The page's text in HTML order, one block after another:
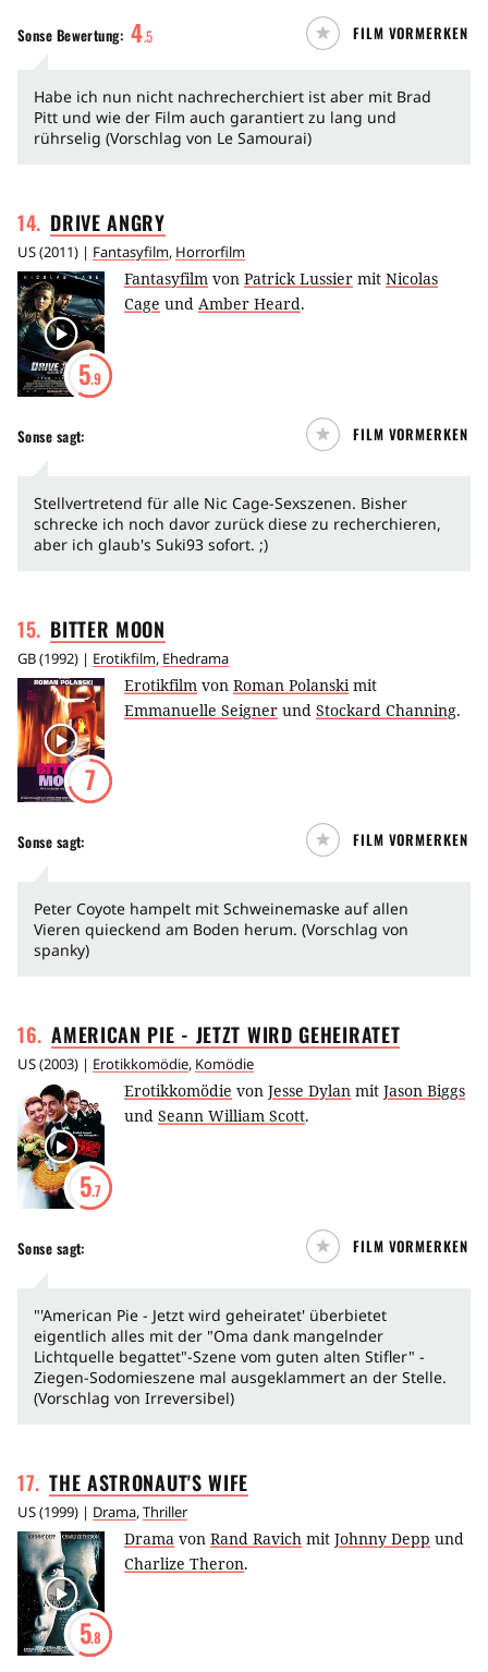
Sonse Bewertung: 4.5 FILM VORMERKEN
Habe ich nun nicht nachrecherchiert ist aber mit Brad
Pitt und wie der Film auch garantiert zu lang und
rührselig (Vorschlag von Le Samourai)
14. DRIVEANGRY
US(2011) | Fantasyfilm, Horrorfilm
5.9
Fantasyfilm von Patrick Lussier mit Nicolas
Cage und Amber Heard.
Sonse sagt: FILM VORMERKEN
Stellvertretend für alle Nic Cage-Sexszenen. Bisher
schrecke ich noch davor zurück diese zu recherchieren,
aber ich glaub's Suki93 sofort. ;)
15. BITTER MOON
GB(1992) | Erotikfilm, Ehedrama
7
Erotikfilm von Roman Polanski mit
Emmanuelle Seigner und Stockard Channing.
Sonse sagt: FILM VORMERKEN
Peter Coyote hampelt mit Schweinemaske auf allen
Vieren quieckend am Boden herum. (Vorschlag von
spanky)
16. AMERICAN PIE - JETZT WIRDGEHEIRATET
US(2003) | Erotikkomödie, Komödie
5.7
Erotikkomödie von Jesse Dylan mit Jason Biggs
und Seann William Scott.
Sonse sagt: FILM VORMERKEN
"'American Pie - Jetzt wird geheiratet' überbietet
eigentlich alles mit der "Oma dank mangelnder
Lichtquelle begattet"-Szene vom guten alten Stifler" -
Ziegen-Sodomieszene mal ausgeklammert an der Stelle.
(Vorschlag von Irreversibel)
17. THE ASTRONAUT'SWIFE
US(1999) | Drama,Thriller
5.8
Drama von Rand Ravich mit Johnny Depp und
Charlize Theron.